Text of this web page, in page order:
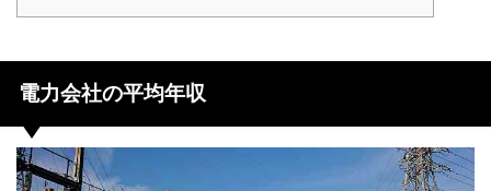
電力会社の平均年収